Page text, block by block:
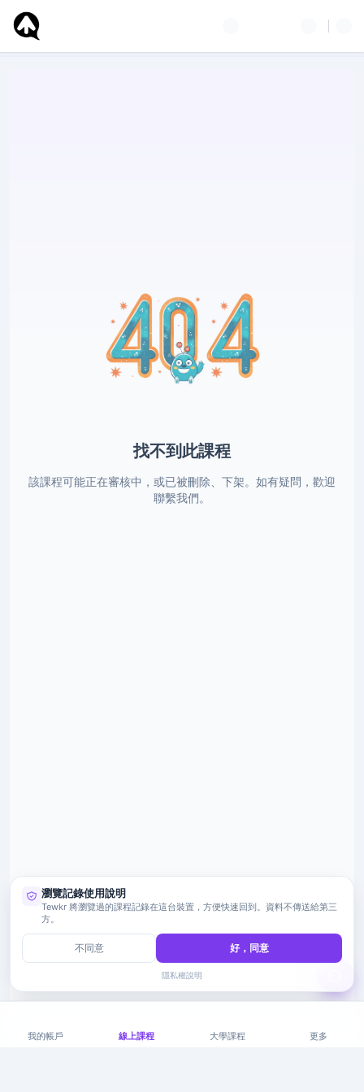
找不到此課程
該課程可能正在審核中，或已被刪除、下架。如有疑問，歡迎
聯繫我們。
我的帳戶 線上課程 大學課程 更多
瀏覽記錄使用說明
Tewkr 將瀏覽過的課程記錄在這台裝置，方便快速回到。資料不傳送給第三
方。
不同意 好，同意
隱私權說明